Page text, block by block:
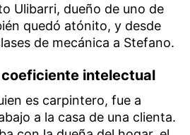
Ulibarri, dueño de uno de
quedó atónito, y desde
de mecánica a Stefano.
coeficiente intelectual
es carpintero, fue a
a la casa de una clienta.